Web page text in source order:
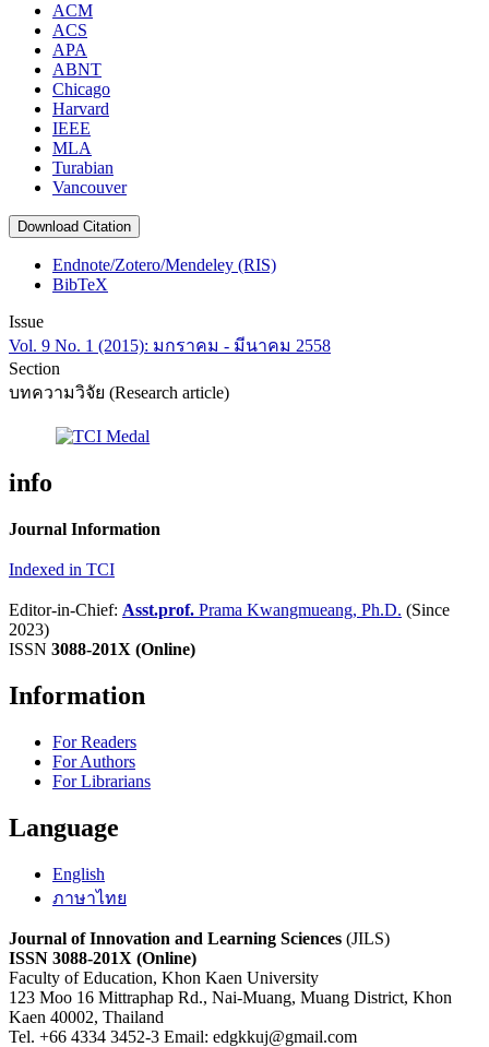
ACM
ACS
APA
ABNT
Chicago
Harvard
IEEE
MLA
Turabian
Vancouver
Download Citation
Endnote/Zotero/Mendeley (RIS)
BibTeX
Issue
Vol. 9 No. 1 (2015): มกราคม - มีนาคม 2558
Section
บทความวิจัย (Research article)
info
Journal Information
Indexed in TCI
Editor-in-Chief: Asst.prof. Prama Kwangmueang, Ph.D. (Since
2023)
ISSN 3088-201X (Online)
Information
For Readers
For Authors
For Librarians
Language
English
ภาษาไทย
Journal of Innovation and Learning Sciences (JILS)
ISSN 3088-201X (Online)
Faculty of Education, Khon Kaen University
123 Moo 16 Mittraphap Rd., Nai-Muang, Muang District, Khon
Kaen 40002, Thailand
Tel. +66 4334 3452-3 Email: edgkkuj@gmail.com